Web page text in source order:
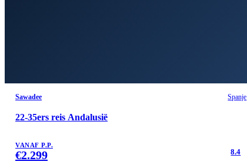
Sawadee Spanje
22-35ers reis Andalusië
VANAF P.P.
€2.299 8.4